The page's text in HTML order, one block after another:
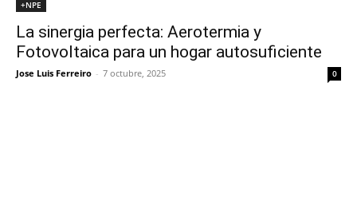
+NPE
La sinergia perfecta: Aerotermia y
Fotovoltaica para un hogar autosuficiente
Jose Luis Ferreiro - 7 octubre, 2025 0